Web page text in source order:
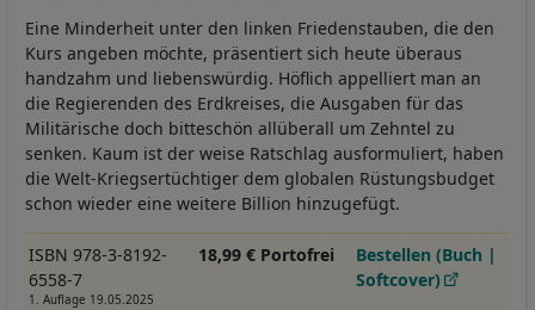
Eine Minderheit unter den linken Friedenstauben, die den
Kurs angeben möchte, präsentiert sich heute überaus
handzahm und liebenswürdig. Höflich appelliert man an
die Regierenden des Erdkreises, die Ausgaben für das
Militärische doch bitteschön allüberall um Zehntel zu
senken. Kaum ist der weise Ratschlag ausformuliert, haben
die Welt-Kriegsertüchtiger dem globalen Rüstungsbudget
schon wieder eine weitere Billion hinzugefügt.
ISBN 978-3-8192-
6558-7
1. Auflage 19.05.2025
18,99 € Portofrei
Bestellen (Buch |
Softcover)